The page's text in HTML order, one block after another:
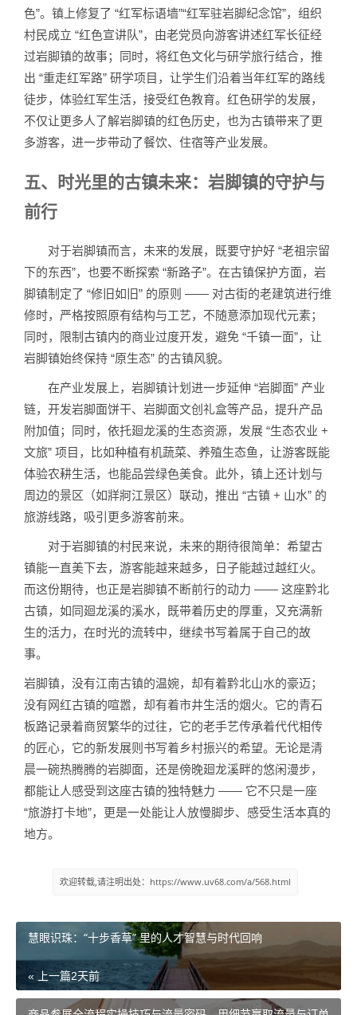
色”。镇上修复了 “红军标语墙”“红军驻岩脚纪念馆”，组织
村民成立 “红色宣讲队”，由老党员向游客讲述红军长征经
过岩脚镇的故事；同时，将红色文化与研学旅行结合，推
出 “重走红军路” 研学项目，让学生们沿着当年红军的路线
徒步，体验红军生活，接受红色教育。红色研学的发展，
不仅让更多人了解岩脚镇的红色历史，也为古镇带来了更
多游客，进一步带动了餐饮、住宿等产业发展。
五、时光里的古镇未来：岩脚镇的守护与
前行
对于岩脚镇而言，未来的发展，既要守护好 “老祖宗留
下的东西”，也要不断探索 “新路子”。在古镇保护方面，岩
脚镇制定了 “修旧如旧” 的原则 —— 对古街的老建筑进行维
修时，严格按照原有结构与工艺，不随意添加现代元素；
同时，限制古镇内的商业过度开发，避免 “千镇一面”，让
岩脚镇始终保持 “原生态” 的古镇风貌。
在产业发展上，岩脚镇计划进一步延伸 “岩脚面” 产业
链，开发岩脚面饼干、岩脚面文创礼盒等产品，提升产品
附加值；同时，依托廻龙溪的生态资源，发展 “生态农业 +
文旅” 项目，比如种植有机蔬菜、养殖生态鱼，让游客既能
体验农耕生活，也能品尝绿色美食。此外，镇上还计划与
周边的景区（如牂牁江景区）联动，推出 “古镇 + 山水” 的
旅游线路，吸引更多游客前来。
对于岩脚镇的村民来说，未来的期待很简单：希望古
镇能一直美下去，游客能越来越多，日子能越过越红火。
而这份期待，也正是岩脚镇不断前行的动力 —— 这座黔北
古镇，如同廻龙溪的溪水，既带着历史的厚重，又充满新
生的活力，在时光的流转中，继续书写着属于自己的故
事。
岩脚镇，没有江南古镇的温婉，却有着黔北山水的豪迈；
没有网红古镇的喧嚣，却有着市井生活的烟火。它的青石
板路记录着商贸繁华的过往，它的老手艺传承着代代相传
的匠心，它的新发展则书写着乡村振兴的希望。无论是清
晨一碗热腾腾的岩脚面，还是傍晚廻龙溪畔的悠闲漫步，
都能让人感受到这座古镇的独特魅力 —— 它不只是一座
“旅游打卡地”，更是一处能让人放慢脚步、感受生活本真的
地方。
欢迎转载,请注明出处：https://www.uv68.com/a/568.html
慧眼识珠：“十步香草” 里的人才智慧与时代回响
« 上一篇2天前